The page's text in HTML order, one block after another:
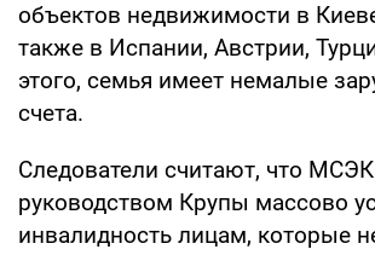
объектов недвижимости в
также в Испании, Австрии,
этого, семья имеет немалые
счета.
Следователи считают, что
руководством Крупы массово
инвалидность лицам, которые